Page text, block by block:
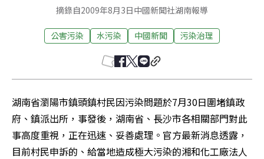
摘錄自2009年8月3日中國新聞社湖南報導
公害污染 水污染 中國新聞 污染治理
湖南省瀏陽市鎮頭鎮村民因污染問題於7月30日圍堵鎮政
府、鎮派出所，事發後，湖南省、長沙市各相關部門對此
事高度重視，正在迅速、妥善處理。官方最新消息透露，
目前村民申訴的、給當地造成極大污染的湘和化工廠法人